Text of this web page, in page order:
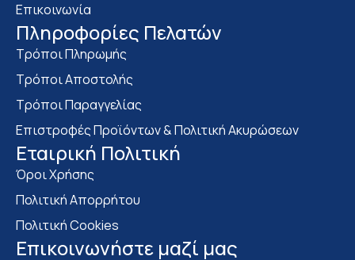
Επικοινωνία
Πληροφορίες Πελατών
Τρόποι Πληρωμής
Τρόποι Αποστολής
Τρόποι Παραγγελίας
Επιστροφές Προϊόντων & Πολιτική Ακυρώσεων
Eταιρική Πολιτική
Όροι Χρήσης
Πολιτική Απορρήτου
Πολιτική Cookies
Επικοινωνήστε μαζί μας